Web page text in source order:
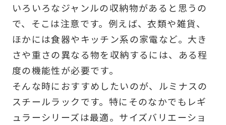
いろいろなジャンルの収納物があると思うの
で、そこは注意です。例えば、衣類や雑貨、
ほかには食器やキッチン系の家電など。大き
さや重さの異なる物を収納するには、ある程
度の機能性が必要です。
そんな時におすすめしたいのが、ルミナスの
スチールラックです。特にそのなかでもレギ
ュラーシリーズは最適。サイズバリエーショ